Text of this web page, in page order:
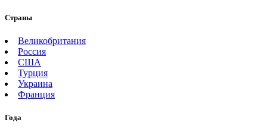
Страны
Великобритания
Россия
США
Турция
Украина
Франция
Года